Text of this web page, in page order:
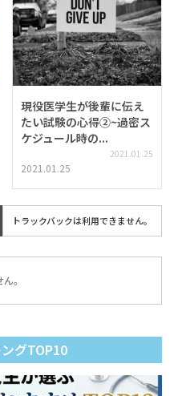
現役医学生が後輩に伝え
たい試験の心得②~過密ス
ケジュール時の...
2021.01.25
2021.01.25
トラックバックは利用できません。
。
グTOP10